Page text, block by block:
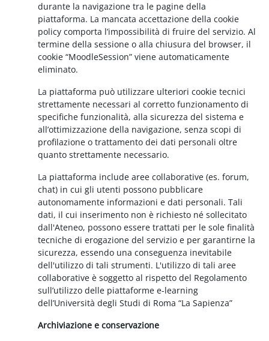
durante la navigazione tra le pagine della
piattaforma. La mancata accettazione della cookie
policy comporta l’impossibilità di fruire del servizio. Al
termine della sessione o alla chiusura del browser, il
cookie “MoodleSession” viene automaticamente
eliminato.
La piattaforma può utilizzare ulteriori cookie tecnici
strettamente necessari al corretto funzionamento di
specifiche funzionalità, alla sicurezza del sistema e
all’ottimizzazione della navigazione, senza scopi di
profilazione o trattamento dei dati personali oltre
quanto strettamente necessario.
La piattaforma include aree collaborative (es. forum,
chat) in cui gli utenti possono pubblicare
autonomamente informazioni e dati personali. Tali
dati, il cui inserimento non è richiesto né sollecitato
dall'Ateneo, possono essere trattati per le sole finalità
tecniche di erogazione del servizio e per garantirne la
sicurezza, essendo una conseguenza inevitabile
dell'utilizzo di tali strumenti. L'utilizzo di tali aree
collaborative è soggetto al rispetto del Regolamento
sull’utilizzo delle piattaforme e-learning
dell’Università degli Studi di Roma “La Sapienza”
Archiviazione e conservazione